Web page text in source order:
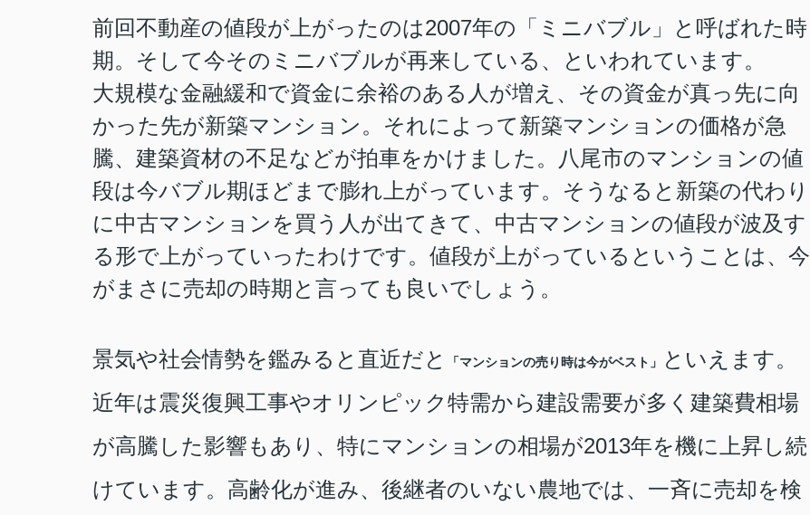
前回不動産の値段が上がったのは2007年の「ミニバブル」と呼ばれた時
期。そして今そのミニバブルが再来している、といわれています。
大規模な金融緩和で資金に余裕のある人が増え、その資金が真っ先に向
かった先が新築マンション。それによって新築マンションの価格が急
騰、建築資材の不足などが拍車をかけました。八尾市のマンションの値
段は今バブル期ほどまで膨れ上がっています。そうなると新築の代わり
に中古マンションを買う人が出てきて、中古マンションの値段が波及す
る形で上がっていったわけです。値段が上がっているということは、今
がまさに売却の時期と言っても良いでしょう。
景気や社会情勢を鑑みると直近だと 「マンションの売り時は今がベスト」
といえます。
近年は震災復興工事やオリンピック特需から建設需要が多く建築費相場
が高騰した影響もあり、特にマンションの相場が2013年を機に上昇し続
けています。 高齢化が進み、後継者のいない農地では、一斉に売却を検